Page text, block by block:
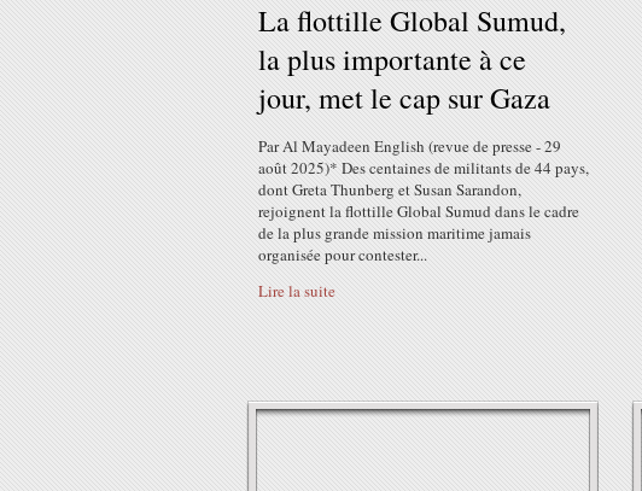
La flottille Global Sumud,
la plus importante à ce
jour, met le cap sur Gaza
Par Al Mayadeen English (revue de presse - 29
août 2025)* Des centaines de militants de 44 pays,
dont Greta Thunberg et Susan Sarandon,
rejoignent la flottille Global Sumud dans le cadre
de la plus grande mission maritime jamais
organisée pour contester...
Lire la suite